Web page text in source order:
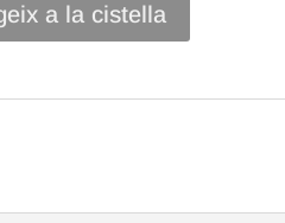
a la cistella